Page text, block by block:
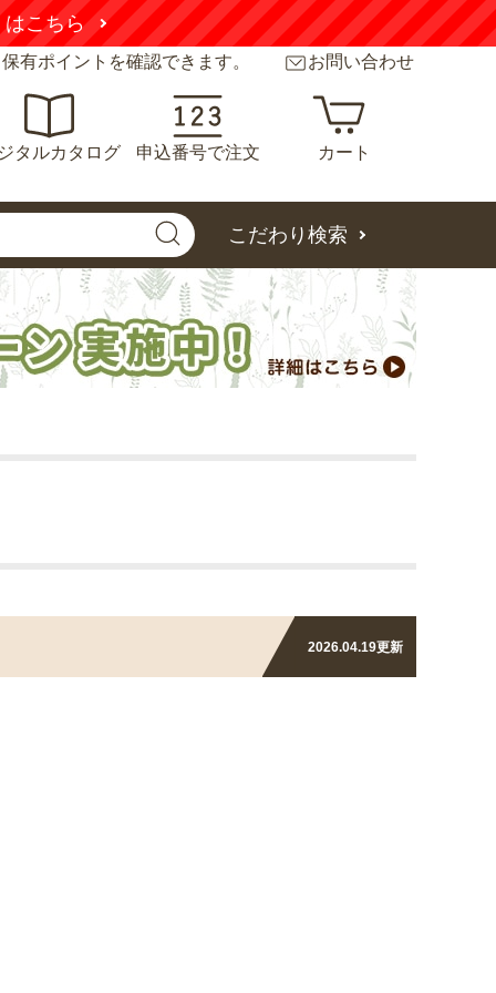
はこちら
有ポイントを確認できます。 お問い合わせ
タルカタログ 申込番号で注文 カート
こだわり検索
2026.04.19更新